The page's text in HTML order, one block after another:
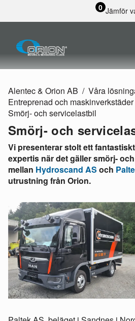
0 Jämför
Alentec & Orion AB
Våra
Entreprenad och maskinverkstäder
Smörj- och servicelastbil
Smörj- och
Vi presenterar stolt ett
expertis när det gäller smörj-
mellan Hydroscand AS och
utrustning från Orion.